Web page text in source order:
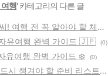
행' 카테고리의 다른 글
! 여행 전 꼭 알아야 할 체크
유여행 완벽 가이드 🇯🇵 (0)
유여행 완벽 가이드 ❄️ (0)
시 챙겨야 할 준비 리스트🧳